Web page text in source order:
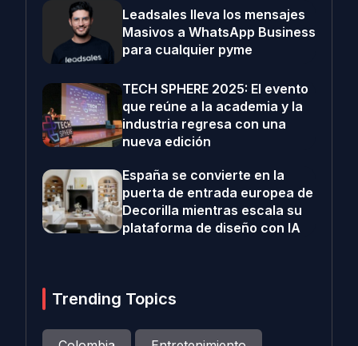
Leadsales lleva los mensajes
Masivos a WhatsApp Business
para cualquier pyme
TECH SPHERE 2025: El evento
que reúne a la academia y la
industria regresa con una
nueva edición
España se convierte en la
puerta de entrada europea de
Decorilla mientras escala su
plataforma de diseño con IA
Trending Topics